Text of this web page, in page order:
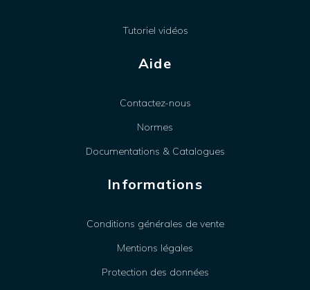
Tutoriel vidéos
Aide
Contactez-nous
Normes
Documentations & Catalogues
Informations
Conditions générales de vente
Mentions légales
Protection des données